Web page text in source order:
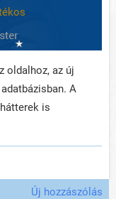
oldalhoz, az új
A
is
Új hozzászólás